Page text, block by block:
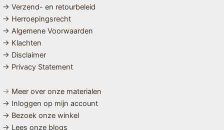
→ Verzend- en retourbeleid
→ Herroepingsrecht
→ Algemene Voorwaarden
→ Klachten
→ Disclaimer
→ Privacy Statement
→ Meer over onze materialen
→ Inloggen op mijn account
→ Bezoek onze winkel
→ Lees onze blogs